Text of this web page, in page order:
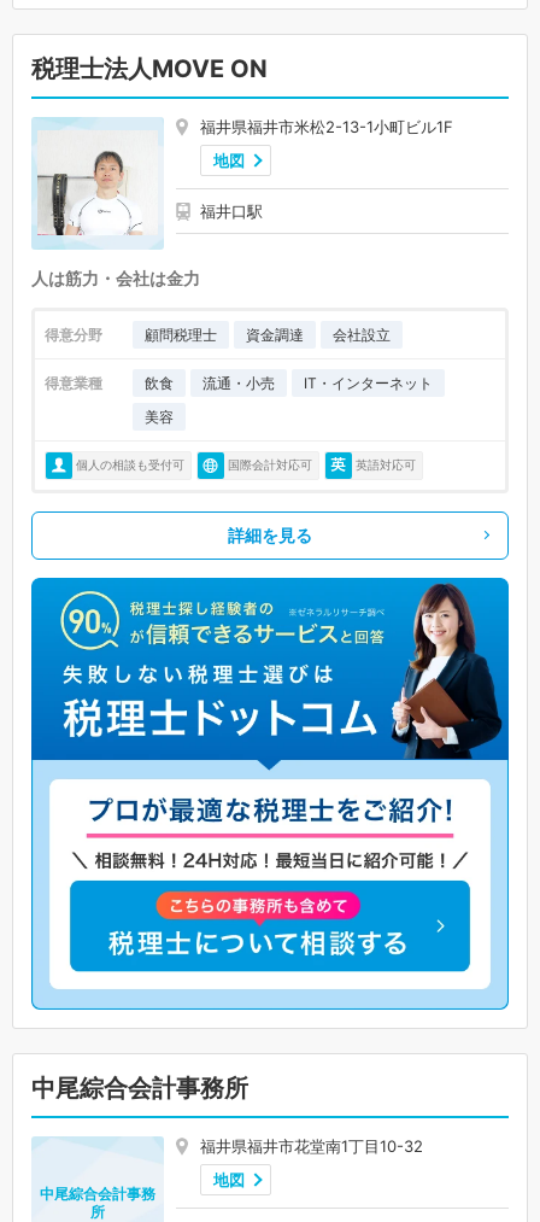
税理士法人MOVE ON
福井県福井市米松2-13-1小町ビル1F
地図
福井口駅
人は筋力・会社は金力
得意分野 顧問税理士 資金調達 会社設立
得意業種 飲食 流通・小売
IT・インターネット
美容
個人の相談も受付可 国際会計対応可 英語対応可
詳細を見る
中尾綜合会計事務所
福井県福井市花堂南1丁目10-32
地図
中尾綜合会計事務
所